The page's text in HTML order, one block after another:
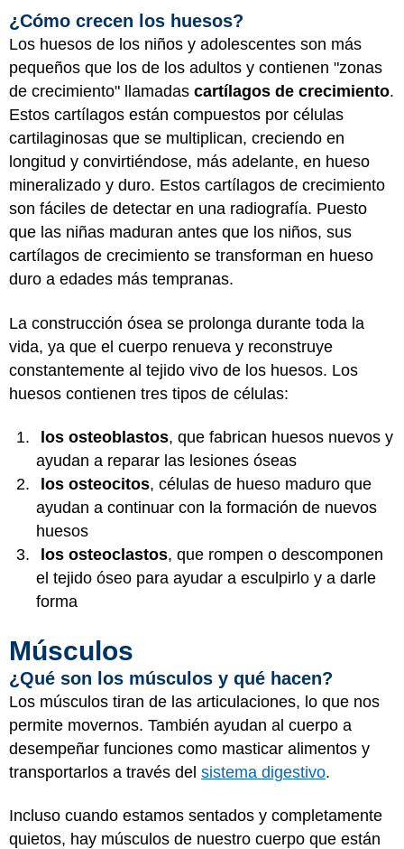
¿Cómo crecen los huesos?
Los huesos de los niños y adolescentes son más
pequeños que los de los adultos y contienen "zonas
de crecimiento" llamadas cartílagos de crecimiento.
Estos cartílagos están compuestos por células
cartilaginosas que se multiplican, creciendo en
longitud y convirtiéndose, más adelante, en hueso
mineralizado y duro. Estos cartílagos de crecimiento
son fáciles de detectar en una radiografía. Puesto
que las niñas maduran antes que los niños, sus
cartílagos de crecimiento se transforman en hueso
duro a edades más tempranas.
La construcción ósea se prolonga durante toda la
vida, ya que el cuerpo renueva y reconstruye
constantemente al tejido vivo de los huesos. Los
huesos contienen tres tipos de células:
los osteoblastos, que fabrican huesos nuevos y
ayudan a reparar las lesiones óseas
los osteocitos, células de hueso maduro que
ayudan a continuar con la formación de nuevos
huesos
los osteoclastos, que rompen o descomponen
el tejido óseo para ayudar a esculpirlo y a darle
forma
Músculos
¿Qué son los músculos y qué hacen?
Los músculos tiran de las articulaciones, lo que nos
permite movernos. También ayudan al cuerpo a
desempeñar funciones como masticar alimentos y
transportarlos a través del sistema digestivo.
Incluso cuando estamos sentados y completamente
quietos, hay músculos de nuestro cuerpo que están